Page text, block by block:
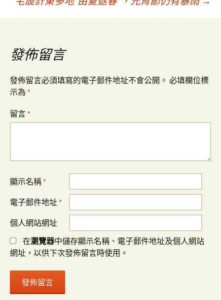
導
覽發佈留言
發佈留言必須填寫的電子郵件地址不會公開。 必填欄位標
示為 *
留言 *
顯示名稱 *
電子郵件地址 *
個人網站網址
在瀏覽器中儲存顯示名稱、電子郵件地址及個人網站
網址，以供下次發佈留言時使用。